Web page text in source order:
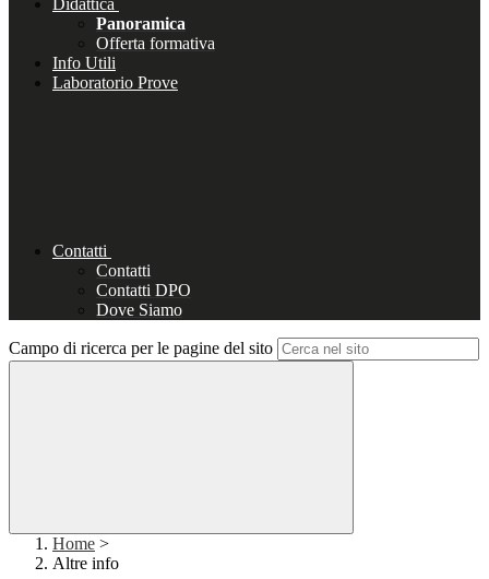
Didattica
Panoramica
Offerta formativa
Info Utili
Laboratorio Prove
Contatti
Contatti
Contatti DPO
Dove Siamo
Campo di ricerca per le pagine del sito
Home >
Altre info